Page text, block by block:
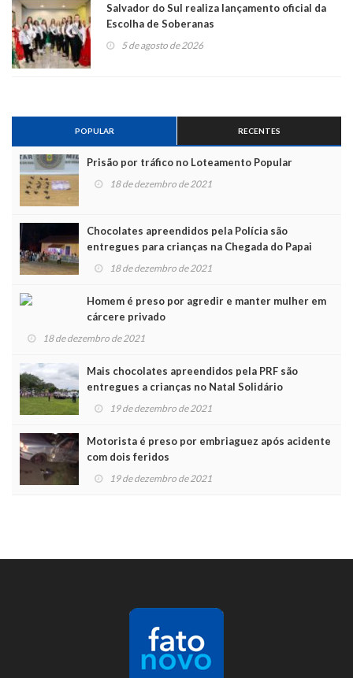
Salvador do Sul realiza lançamento oficial da
Escolha de Soberanas
5 de agosto de 2026
POPULAR RECENTES
Prisão por tráfico no Loteamento Popular
18 de dezembro de 2021
Chocolates apreendidos pela Polícia são
entregues para crianças na Chegada do Papai
Noel 18 de dezembro de 2021
Homem é preso por agredir e manter mulher em
cárcere privado
18 de dezembro de 2021
Mais chocolates apreendidos pela PRF são
entregues a crianças no Natal Solidário
19 de dezembro de 2021
Motorista é preso por embriaguez após acidente
com dois feridos
19 de dezembro de 2021